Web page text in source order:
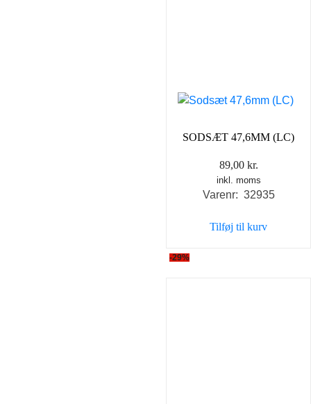
SODSÆT 47,6MM (LC)
89,00 kr.
inkl. moms
Varenr: 32935
Tilføj til kurv
-29%